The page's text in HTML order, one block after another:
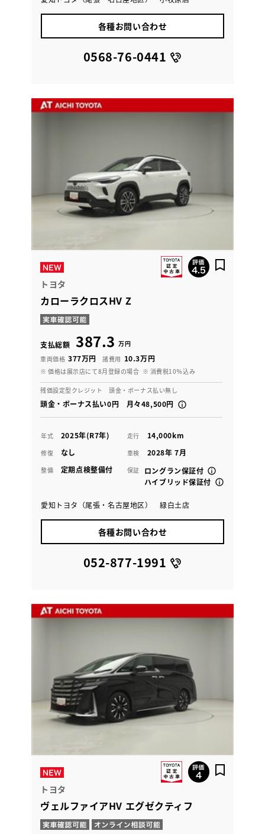
各種お問い合わせ
0568-76-0441
トヨタ
カローラクロスHV Z
支払総額 387.3 万円
車両価格 377万円 諸費用 10.3万円
※ 価格は展示店にて8月登録の場合 ※ 消費税10％込み
残価設定型クレジット 頭金・ボーナス払い無し
頭金・ボーナス払い0円 月々48,500円
年式 2025年(R7年) 走行 14,000km
修復 なし 車検 2028年 7月
整備 定期点検整備付 保証
ロングラン保証付
ハイブリッド保証付
愛知トヨタ（尾張・名古屋地区） 緑白土店
各種お問い合わせ
052-877-1991
トヨタ
ヴェルファイアHV エグゼクティフ